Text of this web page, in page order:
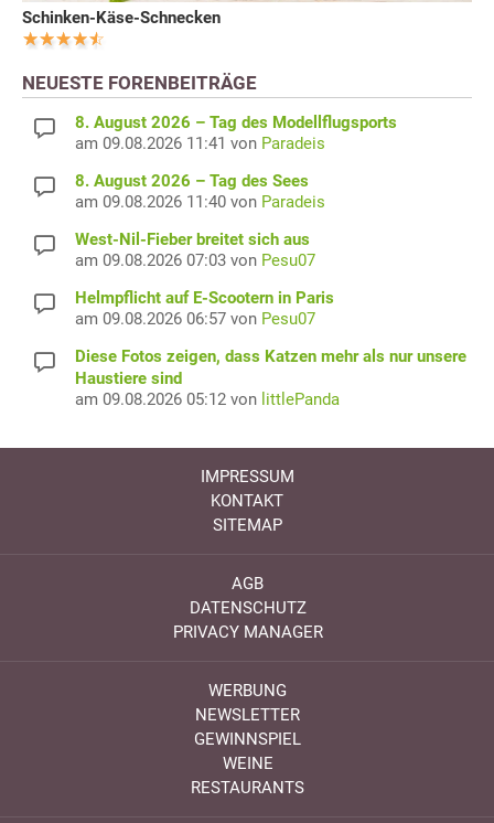
Schinken-Käse-Schnecken
NEUESTE FORENBEITRÄGE
8. August 2026 – Tag des Modellflugsports
am 09.08.2026 11:41 von Paradeis
8. August 2026 – Tag des Sees
am 09.08.2026 11:40 von Paradeis
West-Nil-Fieber breitet sich aus
am 09.08.2026 07:03 von Pesu07
Helmpflicht auf E-Scootern in Paris
am 09.08.2026 06:57 von Pesu07
Diese Fotos zeigen, dass Katzen mehr als nur unsere
Haustiere sind
am 09.08.2026 05:12 von littlePanda
IMPRESSUM
KONTAKT
SITEMAP
AGB
DATENSCHUTZ
PRIVACY MANAGER
WERBUNG
NEWSLETTER
GEWINNSPIEL
WEINE
RESTAURANTS